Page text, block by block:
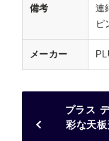
備考
連
ピ
メーカー
プラス
彩な天